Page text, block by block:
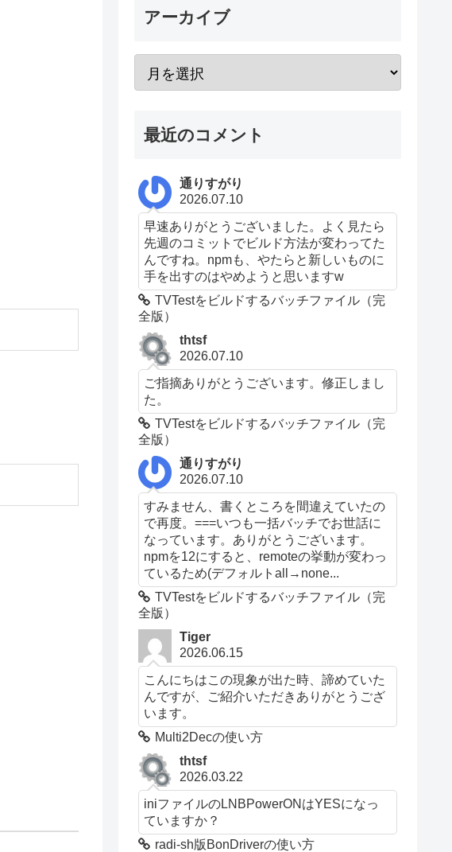
アーカイブ
最近のコメント
通りすがり
2026.07.10
早速ありがとうございました。よく見たら
先週のコミットでビルド方法が変わってた
んですね。npmも、やたらと新しいものに
手を出すのはやめようと思いますw
TVTestをビルドするバッチファイル（完
全版）
thtsf
2026.07.10
ご指摘ありがとうございます。修正しまし
た。
TVTestをビルドするバッチファイル（完
全版）
通りすがり
2026.07.10
すみません、書くところを間違えていたの
で再度。===いつも一括バッチでお世話に
なっています。ありがとうございます。
npmを12にすると、remoteの挙動が変わっ
ているため(デフォルトall→none...
TVTestをビルドするバッチファイル（完
全版）
Tiger
2026.06.15
こんにちはこの現象が出た時、諦めていた
んですが、ご紹介いただきありがとうござ
います。
Multi2Decの使い方
thtsf
2026.03.22
iniファイルのLNBPowerONはYESになっ
ていますか？
radi-sh版BonDriverの使い方